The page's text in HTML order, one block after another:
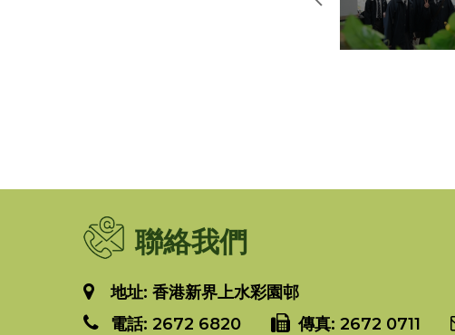
聯絡我們
地址: 香港新界上水彩園邨
電話: 2672 6820 傳真: 2672 0711